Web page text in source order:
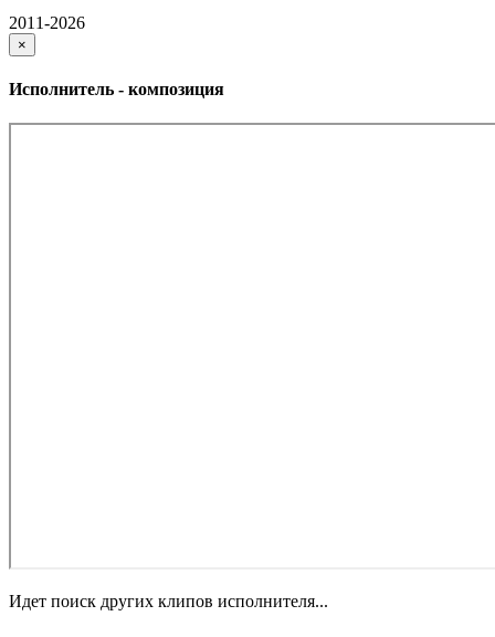
2011-2026
×
Исполнитель - композиция
Идет поиск других клипов исполнителя...